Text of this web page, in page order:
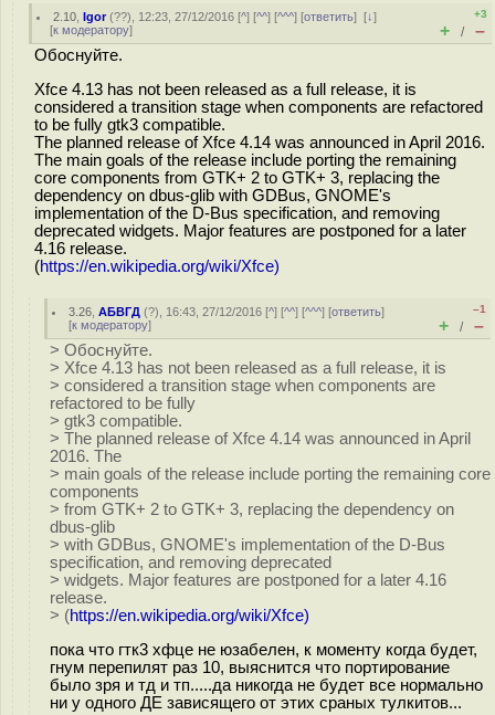
2.10 ,Igor(??), 12:23, 27/12/2016 [^] [^^] [^^^] [ответить][↓]
[к модератору]
+3
+ / –
Обоснуйте.
Xfce 4.13 has not been released as a full release, it is
considered a transition stage when components are refactored
to be fully gtk3 compatible.
The planned release of Xfce 4.14 was announced in April 2016.
The main goals of the release include porting the remaining
core components from GTK+ 2 to GTK+ 3, replacing the
dependency on dbus-glib with GDBus, GNOME's
implementation of the D-Bus specification, and removing
deprecated widgets. Major features are postponed for a later
4.16 release.
(https://en.wikipedia.org/wiki/Xfce)
3.26 ,АБВГД (?), 16:43, 27/12/2016 [^] [^^] [^^^] [ответить]
[к модератору]
–1
+ / –
> Обоснуйте.
> Xfce 4.13 has not been released as a full release, it is
> considered a transition stage when components are
refactored to be fully
> gtk3 compatible.
> The planned release of Xfce 4.14 was announced in April
2016. The
> main goals of the release include porting the remaining core
components
> from GTK+ 2 to GTK+ 3, replacing the dependency on
dbus-glib
> with GDBus, GNOME's implementation of the D-Bus
specification, and removing deprecated
> widgets. Major features are postponed for a later 4.16
release.
> (https://en.wikipedia.org/wiki/Xfce)
пока что гтк3 хфце не юзабелен, к моменту когда будет,
гнум перепилят раз 10, выяснится что портирование
было зря и тд и тп.....да никогда не будет все нормально
ни у одного ДЕ зависящего от этих сраных тулкитов...